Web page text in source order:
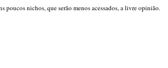
poucos nichos, que serão menos acessados, a livre opinião.